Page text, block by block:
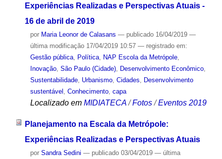
Experiências Realizadas e Perspectivas Atuais -
16 de abril de 2019
por Maria Leonor de Calasans — publicado16/04/2019 —
última modificação17/04/2019 10:57 — registrado em:
Gestão pública, Política, NAP Escola da Metrópole,
Inovação, São Paulo (Cidade), Desenvolvimento Econômico,
Sustentabilidade, Urbanismo, Cidades, Desenvolvimento
sustentável , Conhecimento, capa
Localizado em MIDIATECA /Fotos /Eventos 2019
Planejamento na Escala da Metrópole:
Experiências Realizadas e Perspectivas Atuais
por Sandra Sedini — publicado03/04/2019 — última